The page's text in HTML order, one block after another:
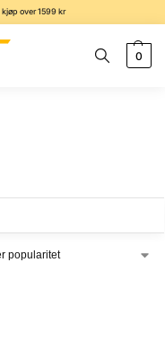
over 1599 kr
0